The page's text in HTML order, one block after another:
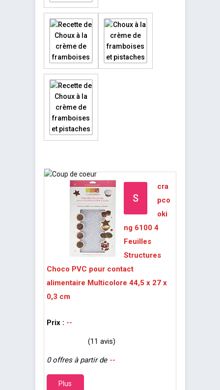
S
cra
pco
oki
ng 6100 4
Feuilles
Structures
Choco PVC pour contact
alimentaire Multicolore 44,5 x 27 x
0,3 cm
Prix : --
(11 avis)
0 offres à partir de --
Plus